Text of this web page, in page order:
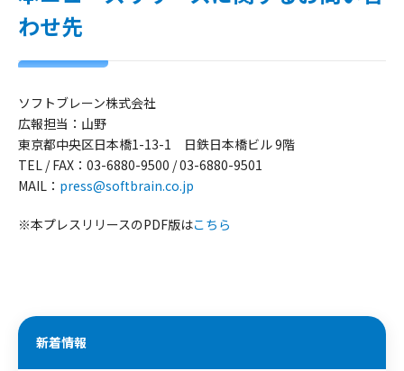
わせ先
ソフトブレーン株式会社
広報担当：山野
東京都中央区日本橋1-13-1 日鉄日本橋ビル 9階
TEL / FAX：03-6880-9500 / 03-6880-9501
MAIL： press@softbrain.co.jp
※本プレスリリースのPDF版はこちら
新着情報